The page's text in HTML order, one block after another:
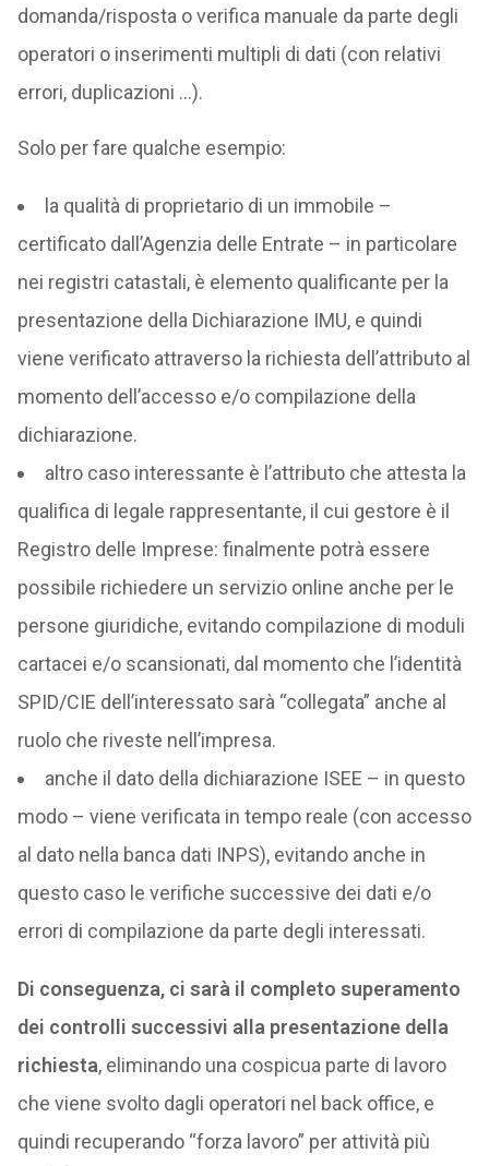
domanda/risposta o verifica manuale da parte degli
operatori o inserimenti multipli di dati (con relativi
errori, duplicazioni …).
Solo per fare qualche esempio:
la qualità di proprietario di un immobile –
certificato dall’Agenzia delle Entrate – in particolare
nei registri catastali, è elemento qualificante per la
presentazione della Dichiarazione IMU, e quindi
viene verificato attraverso la richiesta dell’attributo al
momento dell’accesso e/o compilazione della
dichiarazione.
altro caso interessante è l’attributo che attesta la
qualifica di legale rappresentante, il cui gestore è il
Registro delle Imprese: finalmente potrà essere
possibile richiedere un servizio online anche per le
persone giuridiche, evitando compilazione di moduli
cartacei e/o scansionati, dal momento che l’identità
SPID/CIE dell’interessato sarà “collegata” anche al
ruolo che riveste nell’impresa.
anche il dato della dichiarazione ISEE – in questo
modo – viene verificata in tempo reale (con accesso
al dato nella banca dati INPS), evitando anche in
questo caso le verifiche successive dei dati e/o
errori di compilazione da parte degli interessati.
Di conseguenza, ci sarà il completo superamento
dei controlli successivi alla presentazione della
richiesta, eliminando una cospicua parte di lavoro
che viene svolto dagli operatori nel back office, e
quindi recuperando “forza lavoro” per attività più